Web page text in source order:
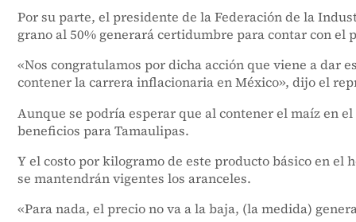
Por su parte, el presidente de la Federación de la
grano al 50% generará certidumbre para contar con el
«Nos congratulamos por dicha acción que viene a dar
contener la carrera inflacionaria en México», dijo el
Aunque se podría esperar que al contener el maíz en
beneficios para Tamaulipas.
Y el costo por kilogramo de este producto básico en el
se mantendrán vigentes los aranceles.
«Para nada, el precio no va a la baja, (la medida)